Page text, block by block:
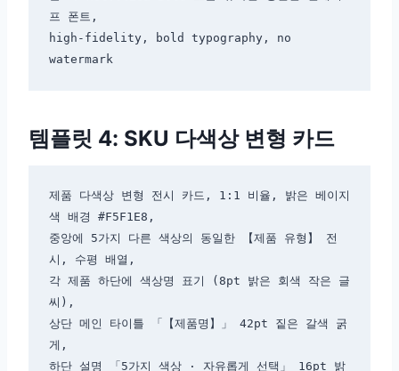
프 폰트,
high-fidelity, bold typography, no
템플릿 4: SKU 다색상 변형 카드
제품 다색상 변형 전시 카드, 1:1 비율, 밝은 베이지
색 배경 #F5F1E8,
중앙에 5가지 다른 색상의 동일한 【제품 유형】 전
시, 수평 배열,
각 제품 하단에 색상명 표기 (8pt 밝은 회색 작은 글
씨),
상단 메인 타이틀 「【제품명】」 42pt 짙은 갈색 굵
게,
하단 설명 「5가지 색상 · 자유롭게 선택」 16pt 밝